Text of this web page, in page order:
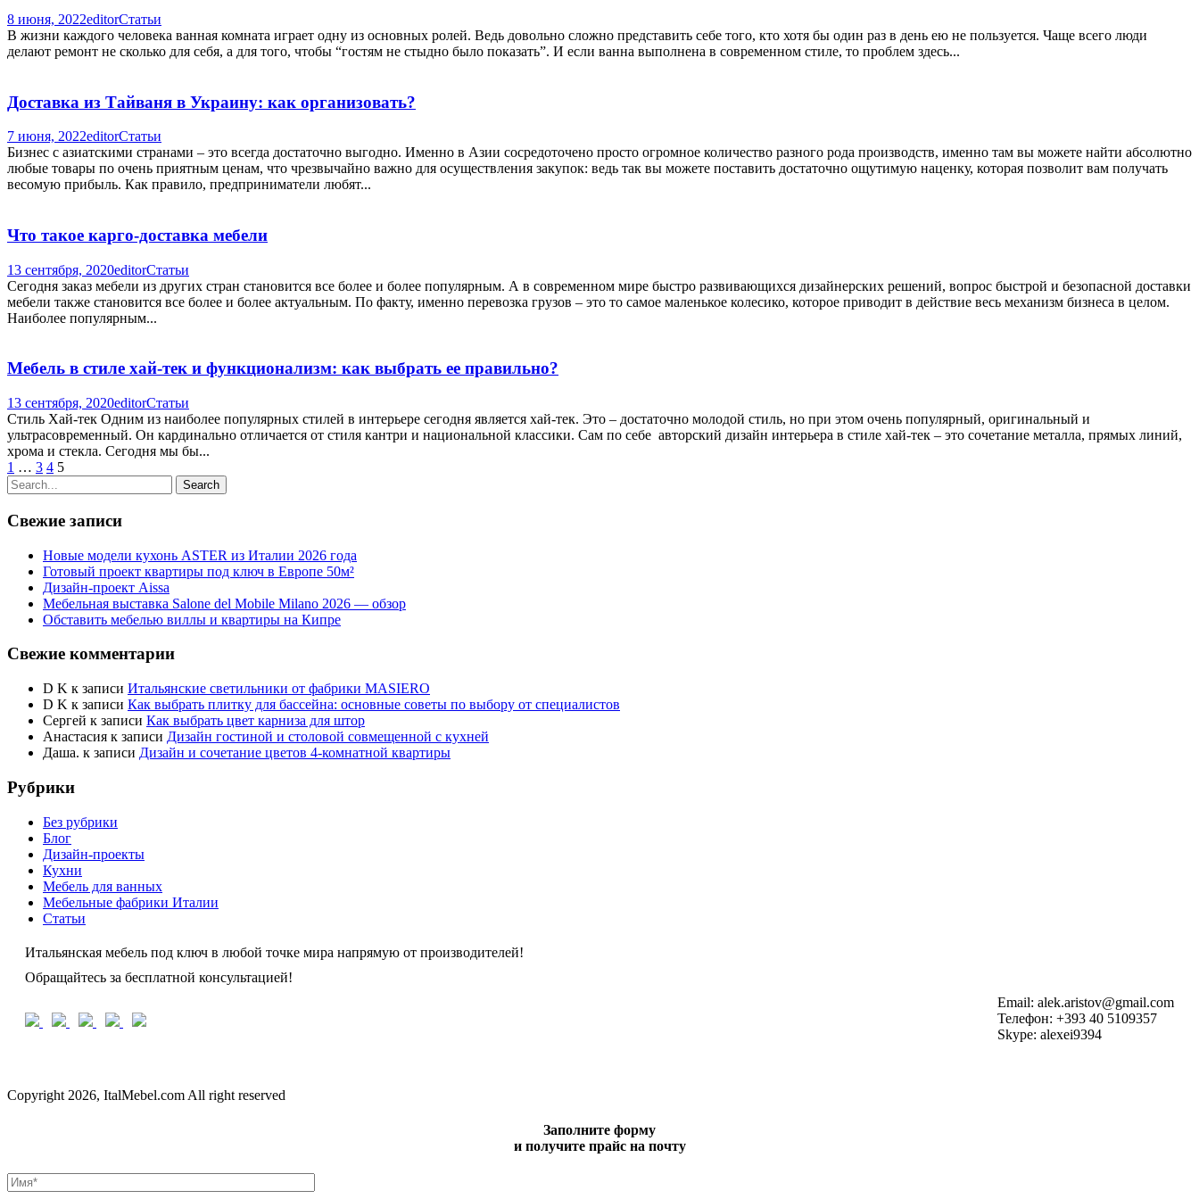
8 июня, 2022editorСтатьи
В жизни каждого человека ванная комната играет одну из основных ролей. Ведь довольно сложно представить себе того, кто хотя бы один раз в день ею не пользуется. Чаще всего люди
делают ремонт не сколько для себя, а для того, чтобы “гостям не стыдно было показать”. И если ванна выполнена в современном стиле, то проблем здесь...
Доставка из Тайваня в Украину: как организовать?
7 июня, 2022editorСтатьи
Бизнес с азиатскими странами – это всегда достаточно выгодно. Именно в Азии сосредоточено просто огромное количество разного рода производств, именно там вы можете найти абсолютно
любые товары по очень приятным ценам, что чрезвычайно важно для осуществления закупок: ведь так вы можете поставить достаточно ощутимую наценку, которая позволит вам получать
весомую прибыль. Как правило, предприниматели любят...
Что такое карго-доставка мебели
13 сентября, 2020editorСтатьи
Сегодня заказ мебели из других стран становится все более и более популярным. А в современном мире быстро развивающихся дизайнерских решений, вопрос быстрой и безопасной доставки
мебели также становится все более и более актуальным. По факту, именно перевозка грузов – это то самое маленькое колесико, которое приводит в действие весь механизм бизнеса в целом.
Наиболее популярным...
Мебель в стиле хай-тек и функционализм: как выбрать ее правильно?
13 сентября, 2020editorСтатьи
Стиль Хай-тек Одним из наиболее популярных стилей в интерьере сегодня является хай-тек. Это – достаточно молодой стиль, но при этом очень популярный, оригинальный и
ультрасовременный. Он кардинально отличается от стиля кантри и национальной классики. Сам по себе авторский дизайн интерьера в стиле хай-тек – это сочетание металла, прямых линий,
хрома и стекла. Сегодня мы бы...
1 … 3 4 5
Свежие записи
Новые модели кухонь ASTER из Италии 2026 года
Готовый проект квартиры под ключ в Европе 50м²
Дизайн-проект Aissa
Мебельная выставка Salone del Mobile Milano 2026 — обзор
Обставить мебелью виллы и квартиры на Кипре
Свежие комментарии
D K к записи Итальянские светильники от фабрики MASIERO
D K к записи Как выбрать плитку для бассейна: основные советы по выбору от специалистов
Сергей к записи Как выбрать цвет карниза для штор
Анастасия к записи Дизайн гостиной и столовой совмещенной с кухней
Даша. к записи Дизайн и сочетание цветов 4-комнатной квартиры
Рубрики
Без рубрики
Блог
Дизайн-проекты
Кухни
Мебель для ванных
Мебельные фабрики Италии
Статьи
Итальянская мебель под ключ в любой точке мира напрямую от производителей!
Обращайтесь за бесплатной консультацией!
Email: alek.aristov@gmail.com
Телефон: +393 40 5109357
Skype: alexei9394
Copyright 2026, ItalMebel.com All right reserved
Заполните форму
и получите прайс на почту